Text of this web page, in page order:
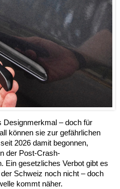
Designmerkmal – doch für
können sie zur gefährlichen
2026 damit begonnen,
der Post-Crash-
Ein gesetzliches Verbot gibt es
Schweiz noch nicht – doch
kommt näher.